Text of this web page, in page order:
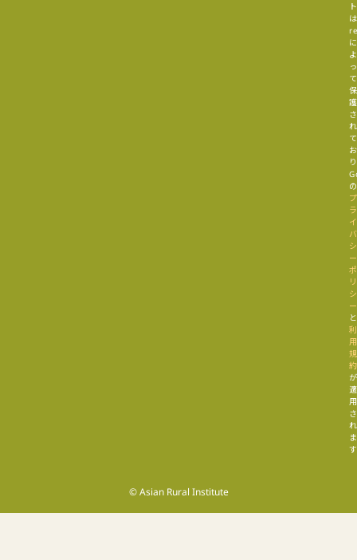
ト
は
に
よ
っ
て
保
護
さ
れ
て
お
の
プ
ラ
イ
バ
シ
ー
ポ
リ
シ
ー
と
利
用
規
約
が
適
用
さ
れ
ま
© Asian Rural Institute